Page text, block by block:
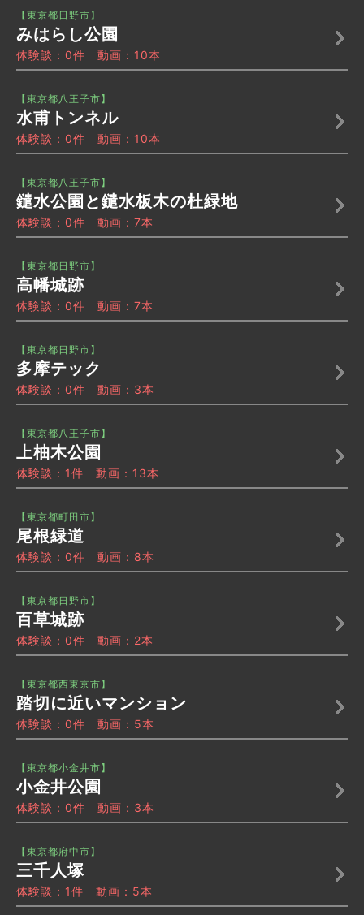
【東京都日野市】
みはらし公園
体験談：0件 動画：10本
【東京都八王子市】
水甫トンネル
体験談：0件 動画：10本
【東京都八王子市】
鑓水公園と鑓水板木の杜緑地
体験談：0件 動画：7本
【東京都日野市】
高幡城跡
体験談：0件 動画：7本
【東京都日野市】
多摩テック
体験談：0件 動画：3本
【東京都八王子市】
上柚木公園
体験談：1件 動画：13本
【東京都町田市】
尾根緑道
体験談：0件 動画：8本
【東京都日野市】
百草城跡
体験談：0件 動画：2本
【東京都西東京市】
踏切に近いマンション
体験談：0件 動画：5本
【東京都小金井市】
小金井公園
体験談：0件 動画：3本
【東京都府中市】
三千人塚
体験談：1件 動画：5本